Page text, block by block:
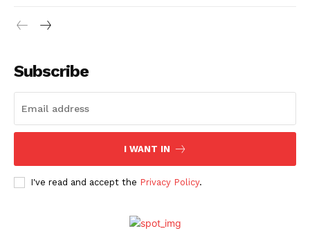
Subscribe
I WANT IN
I've read and accept the Privacy Policy.